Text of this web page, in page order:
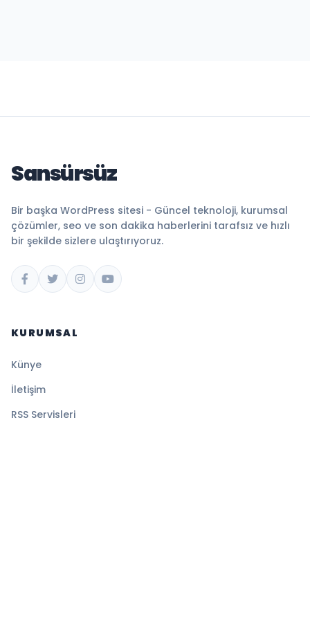
Sansürsüz
Bir başka WordPress sitesi - Güncel teknoloji, kurumsal
çözümler, seo ve son dakika haberlerini tarafsız ve hızlı
bir şekilde sizlere ulaştırıyoruz.
KURUMSAL
Künye
İletişim
RSS Servisleri